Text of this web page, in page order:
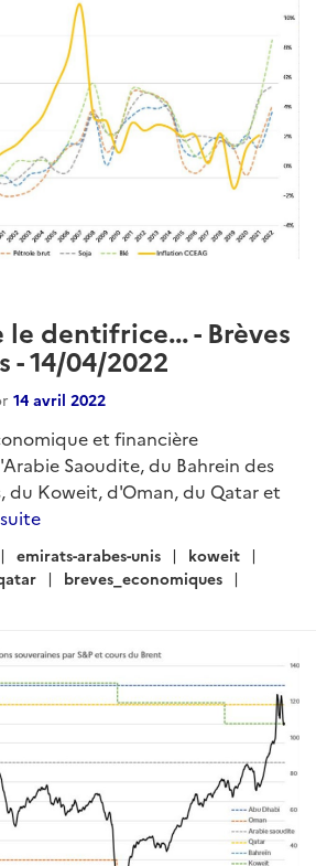
le dentifrice... - Brèves
- 14/04/2022
14 avril 2022
et financière
Saoudite, du Bahrein des
du Koweit, d'Oman, du Qatar et
emirats-arabes-unis
koweit
breves_economiques